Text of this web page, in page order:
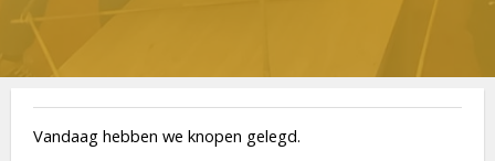
Vandaag hebben we knopen gelegd.